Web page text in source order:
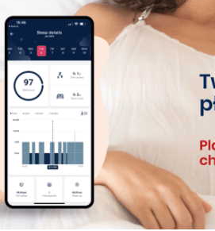
8 lat temu
Kindara aplikacja
W ostatnich latach telefon stał się
naszego życia, zatem nikogo nie
aplikacji służących do monitorowania
więcej. (więcej…)